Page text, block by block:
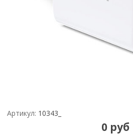
Артикул: 10343_
0 руб